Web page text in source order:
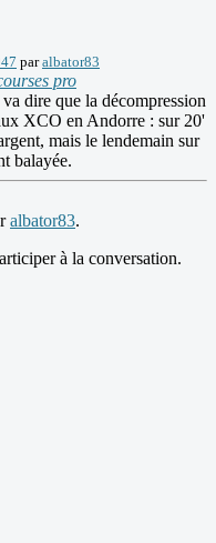
paralbator83
pro
dire que la décompression
XCO en Andorre : sur 20'
mais le lendemain sur
balayée.
albator83.
à la conversation.